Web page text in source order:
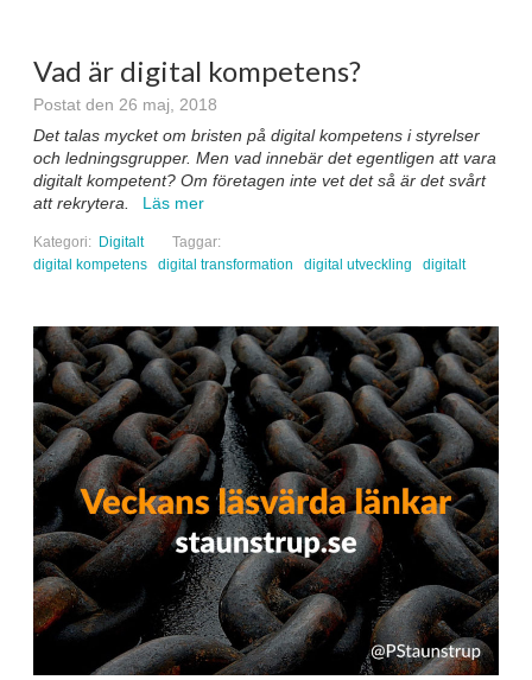
Vad är digital kompetens?
Postat den 26 maj, 2018
Det talas mycket om bristen på digital kompetens i styrelser
och ledningsgrupper. Men vad innebär det egentligen att vara
digitalt kompetent? Om företagen inte vet det så är det svårt
att rekrytera.
Läs mer
Kategori: Digitalt
Taggar:
digital kompetens
digital transformation digital utveckling digitalt